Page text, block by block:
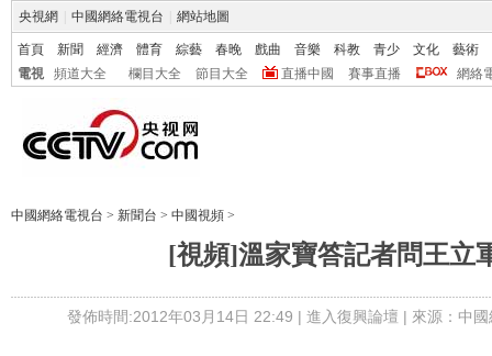
央視網 中國網絡電視台 網站地圖
首頁 新聞 經濟 體育 綜藝 春晚 戲曲 音樂 科教 青少 文化
藝術
電視
頻道大全 欄目大全 節目大全 直播中國 賽事直播 網絡
中國網絡電視台 > 新聞台 > 中國視頻 >
[視頻]溫家寶答記者問王立
發佈時間:2012年03月14日 22:49 | 進入復興論壇 | 來源：中